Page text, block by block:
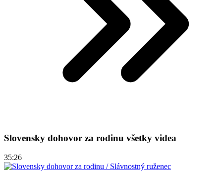
Slovensky dohovor za rodinu všetky videa
35:26